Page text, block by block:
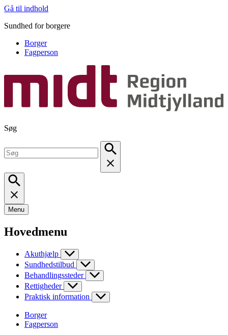
Gå til indhold
Sundhed for borgere
Borger
Fagperson
Søg
Menu
Hovedmenu
Akuthjælp
Sundhedstilbud
Behandlingssteder
Rettigheder
Praktisk information
Borger
Fagperson